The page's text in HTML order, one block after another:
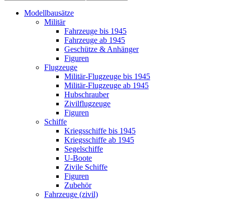
Modellbausätze
Militär
Fahrzeuge bis 1945
Fahrzeuge ab 1945
Geschütze & Anhänger
Figuren
Flugzeuge
Militär-Flugzeuge bis 1945
Militär-Flugzeuge ab 1945
Hubschrauber
Zivilflugzeuge
Figuren
Schiffe
Kriegsschiffe bis 1945
Kriegsschiffe ab 1945
Segelschiffe
U-Boote
Zivile Schiffe
Figuren
Zubehör
Fahrzeuge (zivil)